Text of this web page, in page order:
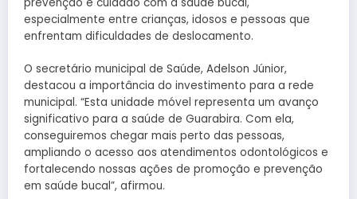
prevenção e cuidado com a saúde bucal,
especialmente entre crianças, idosos e pessoas que
enfrentam dificuldades de deslocamento.
O secretário municipal de Saúde, Adelson Júnior,
destacou a importância do investimento para a rede
municipal. “Esta unidade móvel representa um avanço
significativo para a saúde de Guarabira. Com ela,
conseguiremos chegar mais perto das pessoas,
ampliando o acesso aos atendimentos odontológicos e
fortalecendo nossas ações de promoção e prevenção
em saúde bucal”, afirmou.